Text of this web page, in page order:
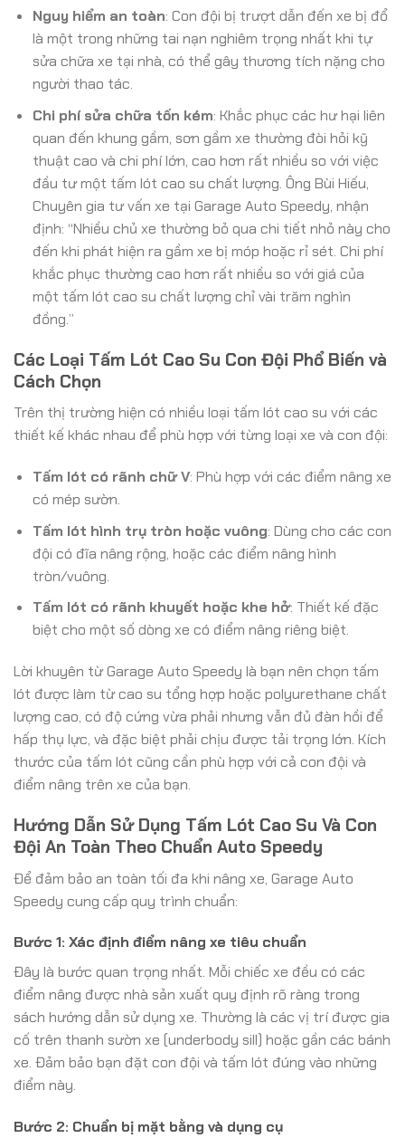
Nguy hiểm an toàn: Con đội bị trượt dẫn đến xe bị đổ
là một trong những tai nạn nghiêm trọng nhất khi tự
sửa chữa xe tại nhà, có thể gây thương tích nặng cho
người thao tác.
Chi phí sửa chữa tốn kém: Khắc phục các hư hại liên
quan đến khung gầm, sơn gầm xe thường đòi hỏi kỹ
thuật cao và chi phí lớn, cao hơn rất nhiều so với việc
đầu tư một tấm lót cao su chất lượng. Ông Bùi Hiếu,
Chuyên gia tư vấn xe tại Garage Auto Speedy, nhận
định: “Nhiều chủ xe thường bỏ qua chi tiết nhỏ này cho
đến khi phát hiện ra gầm xe bị móp hoặc rỉ sét. Chi phí
khắc phục thường cao hơn rất nhiều so với giá của
một tấm lót cao su chất lượng chỉ vài trăm nghìn
đồng.”
Các Loại Tấm Lót Cao Su Con Đội Phổ Biến và
Cách Chọn
Trên thị trường hiện có nhiều loại tấm lót cao su với các
thiết kế khác nhau để phù hợp với từng loại xe và con đội:
Tấm lót có rãnh chữ V: Phù hợp với các điểm nâng xe
có mép sườn.
Tấm lót hình trụ tròn hoặc vuông: Dùng cho các con
đội có đĩa nâng rộng, hoặc các điểm nâng hình
tròn/vuông.
Tấm lót có rãnh khuyết hoặc khe hở: Thiết kế đặc
biệt cho một số dòng xe có điểm nâng riêng biệt.
Lời khuyên từ Garage Auto Speedy là bạn nên chọn tấm
lót được làm từ cao su tổng hợp hoặc polyurethane chất
lượng cao, có độ cứng vừa phải nhưng vẫn đủ đàn hồi để
hấp thụ lực, và đặc biệt phải chịu được tải trọng lớn. Kích
thước của tấm lót cũng cần phù hợp với cả con đội và
điểm nâng trên xe của bạn.
Hướng Dẫn Sử Dụng Tấm Lót Cao Su Và Con
Đội An Toàn Theo Chuẩn Auto Speedy
Để đảm bảo an toàn tối đa khi nâng xe, Garage Auto
Speedy cung cấp quy trình chuẩn:
Bước 1: Xác định điểm nâng xe tiêu chuẩn
Đây là bước quan trọng nhất. Mỗi chiếc xe đều có các
điểm nâng được nhà sản xuất quy định rõ ràng trong
sách hướng dẫn sử dụng xe. Thường là các vị trí được gia
cố trên thanh sườn xe (underbody sill) hoặc gần các bánh
xe. Đảm bảo bạn đặt con đội và tấm lót đúng vào những
điểm này.
Bước 2: Chuẩn bị mặt bằng và dụng cụ